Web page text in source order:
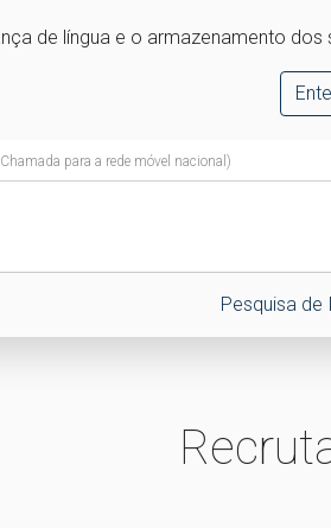
de língua e o armazenamento
para a rede móvel nacional)
Pesquisa de